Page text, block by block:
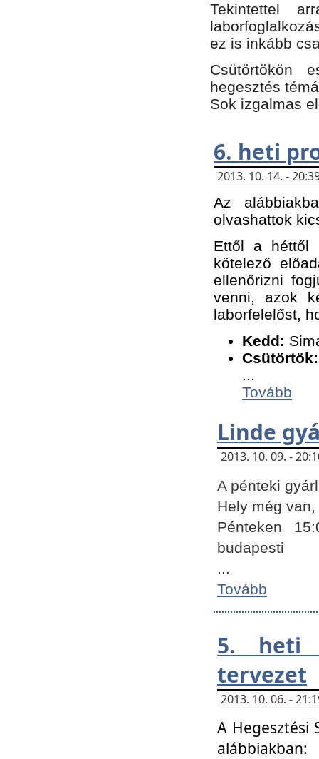
Tekintettel
ez is inkább
Csütörtökön
hegesztés
Sok izgalmas
6. heti
2013. 10. 14. -
Az
olvashattok
Ettől a héttől
kötelező
ellenőrizni
venni, azok
laborfelelőst,
Kedd:
Csütörtök:
...
Tovább
Linde
2013. 10. 09. -
A pénteki
Hely még
Pénteken
budapesti
...
Tovább
5. heti
tervezet
2013. 10. 06. -
A Hegesztési
alábbiakban: